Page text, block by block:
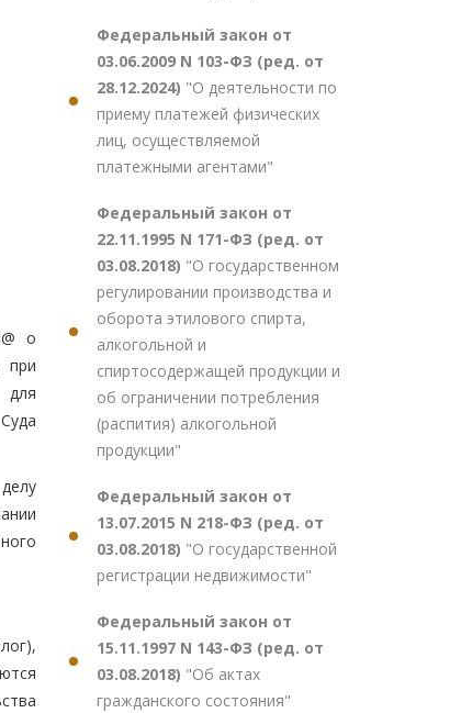
о
при
для
Федеральный закон от
03.06.2009 N 103-ФЗ (ред. от
28.12.2024) "О деятельности по
приему платежей физических
лиц, осуществляемой
платежными агентами"
Федеральный закон от
22.11.1995 N 171-ФЗ (ред. от
03.08.2018) "О государственном
регулировании производства и
оборота этилового спирта,
алкогольной и
спиртосодержащей продукции и
об ограничении потребления
(распития) алкогольной
продукции"
Федеральный закон от
13.07.2015 N 218-ФЗ (ред. от
03.08.2018) "О государственной
регистрации недвижимости"
Федеральный закон от
15.11.1997 N 143-ФЗ (ред. от
03.08.2018) "Об актах
гражданского состояния"